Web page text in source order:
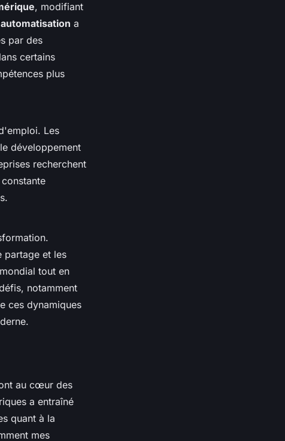
, modifiant
automatisation a
par des
certains
plus
Les
développement
recherchent
partage et les
tout en
notamment
ces dynamiques
au cœur des
a entraîné
quant à la
mes